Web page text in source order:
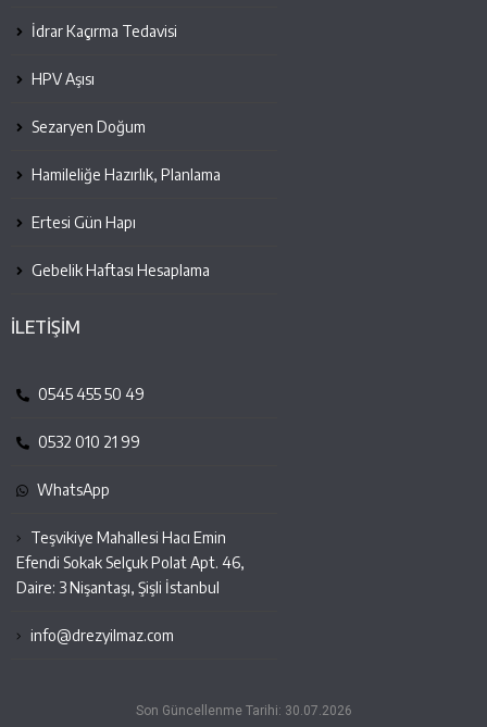
İdrar Kaçırma Tedavisi
HPV Aşısı
Sezaryen Doğum
Hamileliğe Hazırlık, Planlama
Ertesi Gün Hapı
Gebelik Haftası Hesaplama
İLETİŞİM
0545 455 50 49
0532 010 21 99
WhatsApp
Teşvikiye Mahallesi Hacı Emin
Efendi Sokak Selçuk Polat Apt. 46,
Daire: 3 Nişantaşı, Şişli İstanbul
info@drezyilmaz.com
Son Güncellenme Tarihi: 30.07.2026